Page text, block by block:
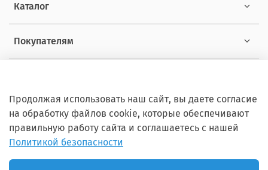
Каталог
Покупателям
Copyright © 2012 - 2026 ZOOSET Все права защищены.
Продолжая использовать наш сайт, вы даете согласие
на обработку файлов cookie, которые обеспечивают
правильную работу сайта и соглашаетесь с нашей
Политикой безопасности